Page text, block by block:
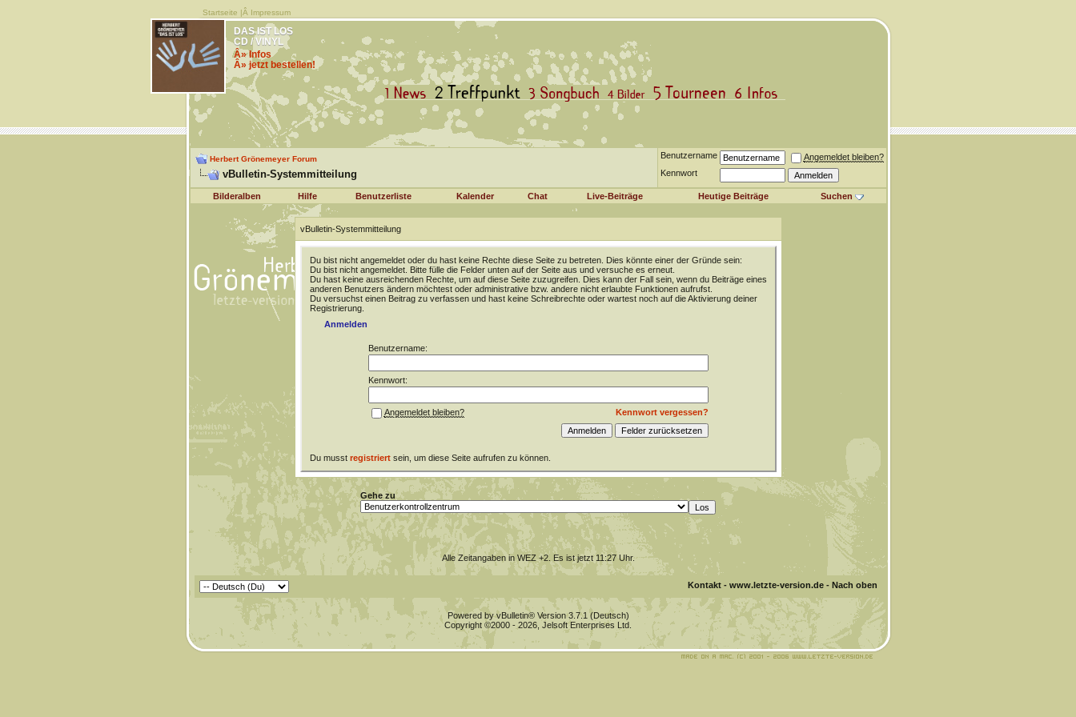
Startseite |Â Impressum
DAS IST LOS
CD / VINYL
Â» Infos
Â» jetzt bestellen!
Herbert Grönemeyer Forum
vBulletin-Systemmitteilung
Benutzername
Angemeldet bleiben?
Kennwort
Bilderalben Hilfe Benutzerliste Kalender Chat Live-Beiträge Heutige Beiträge Suchen
vBulletin-Systemmitteilung
Du bist nicht angemeldet oder du hast keine Rechte diese Seite zu betreten. Dies könnte einer der Gründe sein:
Du bist nicht angemeldet. Bitte fülle die Felder unten auf der Seite aus und versuche es erneut.
Du hast keine ausreichenden Rechte, um auf diese Seite zuzugreifen. Dies kann der Fall sein, wenn du Beiträge eines
anderen Benutzers ändern möchtest oder administrative bzw. andere nicht erlaubte Funktionen aufrufst.
Du versuchst einen Beitrag zu verfassen und hast keine Schreibrechte oder wartest noch auf die Aktivierung deiner
Registrierung.
Anmelden
Benutzername:
Kennwort:
Kennwort vergessen?
Angemeldet bleiben?
Du musst registriertsein, um diese Seite aufrufen zu können.
Gehe zu
Alle Zeitangaben in WEZ +2. Es ist jetzt11:27Uhr.
Kontakt- www.letzte-version.de- Nach oben
Powered by vBulletin® Version 3.7.1 (Deutsch)
Copyright ©2000 - 2026, Jelsoft Enterprises Ltd.